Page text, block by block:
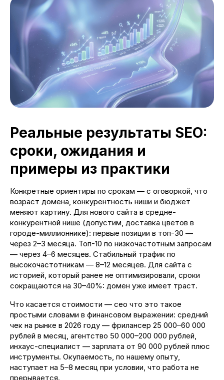
Реальные результаты SEO:
сроки, ожидания и
примеры из практики
Конкретные ориентиры по срокам — с оговоркой, что
возраст домена, конкурентность ниши и бюджет
меняют картину. Для нового сайта в средне-
конкурентной нише (допустим, доставка цветов в
городе-миллионнике): первые позиции в топ-30 —
через 2–3 месяца. Топ-10 по низкочастотным запросам
— через 4–6 месяцев. Стабильный трафик по
высокочастотникам — 8–12 месяцев. Для сайта с
историей, который ранее не оптимизировали, сроки
сокращаются на 30–40%: домен уже имеет траст.
Что касается стоимости — сео что это такое
простыми словами в финансовом выражении: средний
чек на рынке в 2026 году — фрилансер 25 000–60 000
рублей в месяц, агентство 50 000–200 000 рублей,
инхаус-специалист — зарплата от 90 000 рублей плюс
инструменты. Окупаемость, по нашему опыту,
наступает на 5–8 месяц при условии, что работа не
прерывается.